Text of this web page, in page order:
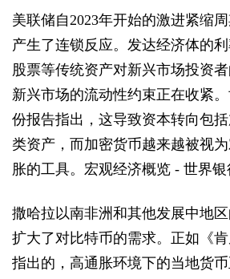
美联储自2023年开始的激进紧缩
产生了连锁反应。发达经济体的
股票等传统资产对新兴市场投资
新兴市场的流动性约束正在收紧
份报告指出，这导致资本转向包
类资产，而加密货币越来越被视
胀的工具。宏观经济概览 - 世界
撒哈拉以南非洲和其他发展中地
扩大了对比特币的需求。正如《
指出的，高通胀环境下的当地货币